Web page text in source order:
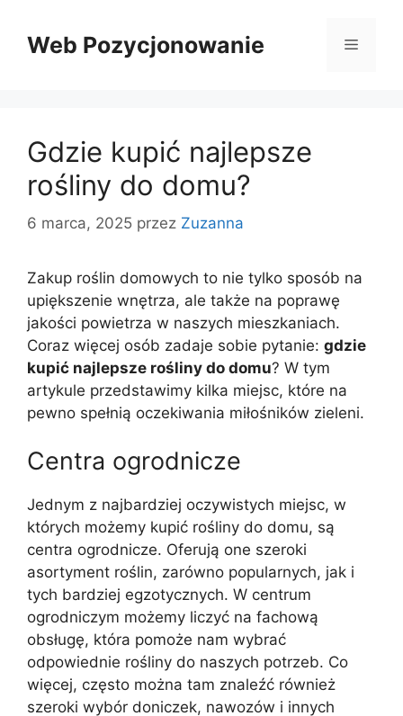
treściWeb Pozycjonowanie Menu
Gdzie kupić najlepsze
rośliny do domu?
6 marca, 2025 przez Zuzanna
Zakup roślin domowych to nie tylko sposób na
upiększenie wnętrza, ale także na poprawę
jakości powietrza w naszych mieszkaniach.
Coraz więcej osób zadaje sobie pytanie: gdzie
kupić najlepsze rośliny do domu? W tym
artykule przedstawimy kilka miejsc, które na
pewno spełnią oczekiwania miłośników zieleni.
Centra ogrodnicze
Jednym z najbardziej oczywistych miejsc, w
których możemy kupić rośliny do domu, są
centra ogrodnicze. Oferują one szeroki
asortyment roślin, zarówno popularnych, jak i
tych bardziej egzotycznych. W centrum
ogrodniczym możemy liczyć na fachową
obsługę, która pomoże nam wybrać
odpowiednie rośliny do naszych potrzeb. Co
więcej, często można tam znaleźć również
szeroki wybór doniczek, nawozów i innych